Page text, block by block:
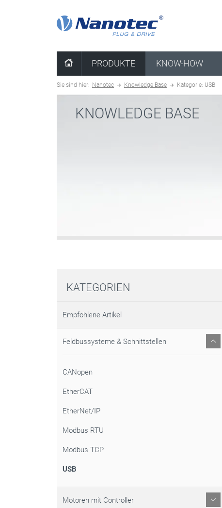
PRODUKTE KNOW-HOW
Sie sind hier: Nanotec Knowledge Base Kategorie: USB
KNOWLEDGE BASE
KATEGORIEN
Empfohlene Artikel
Feldbussysteme & Schnittstellen
CANopen
EtherCAT
EtherNet/IP
Modbus RTU
Modbus TCP
USB
Motoren mit Controller